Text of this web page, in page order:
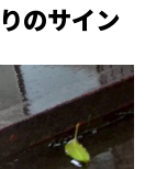
のサイン